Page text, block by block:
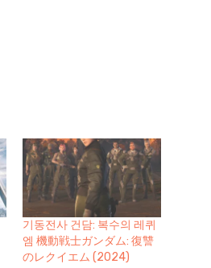
기동전사 건담: 복수의 레퀴
엠 機動戦士ガンダム: 復讐
のレクイエム (2024)